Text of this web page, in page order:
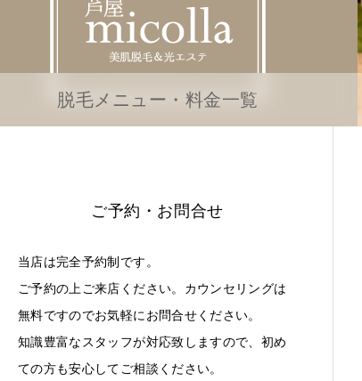
脱毛メニュー・料金一覧
ご予約・お問合せ
当店は完全予約制です。
ご予約の上ご来店ください。カウンセリングは
無料ですのでお気軽にお問合せください。
知識豊富なスタッフが対応致しますので、初め
ての方も安心してご相談ください。